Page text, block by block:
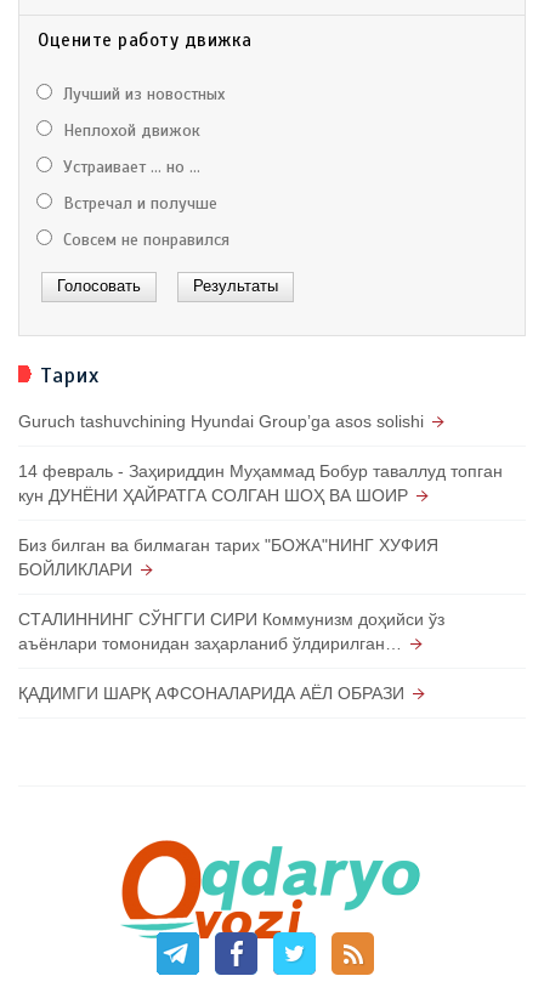
Оцените работу движка
Лучший из новостных
Неплохой движок
Устраивает ... но ...
Встречал и получше
Совсем не понравился
Тарих
Guruch tashuvchining Hyundai Groupʼga asos solishi
14 февраль - Заҳириддин Муҳаммад Бобур таваллуд топган
кун ДУНЁНИ ҲАЙРАТГА СОЛГАН ШОҲ ВА ШОИР
Биз билган ва билмаган тарих "БОЖА"НИНГ ХУФИЯ
БОЙЛИКЛАРИ
СТАЛИННИНГ СЎНГГИ СИРИ Коммунизм доҳийси ўз
аъёнлари томонидан заҳарланиб ўлдирилган…
ҚАДИМГИ ШАРҚ АФСОНАЛАРИДА АЁЛ ОБРАЗИ